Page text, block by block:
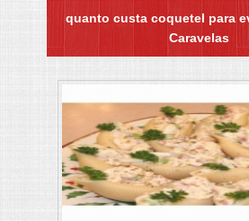
quanto custa coquetel para
Caravelas